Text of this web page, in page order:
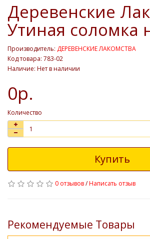
Деревенские
Утиная соломка
Производитель: ДЕРЕВЕНСКИЕ ЛАКОМСТВА
Код товара: 783-02
Наличие: Нет в наличии
0р.
Количество
Купить
0 отзывов/Написать отзыв
Рекомендуемые Товары